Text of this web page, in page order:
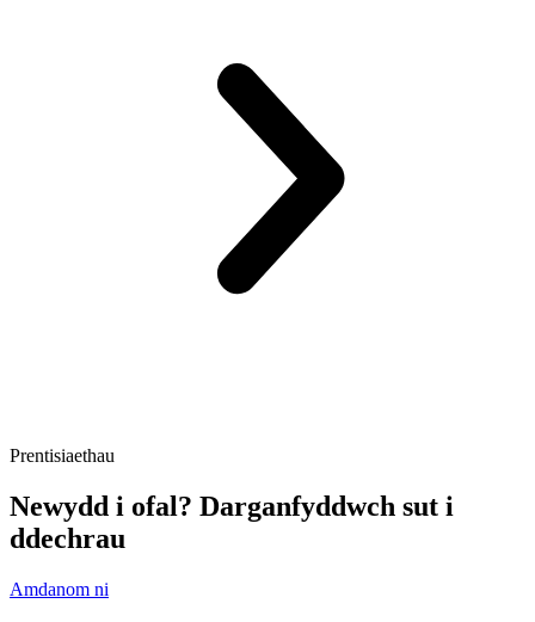
Prentisiaethau
Newydd i ofal? Darganfyddwch sut i
ddechrau
Amdanom ni